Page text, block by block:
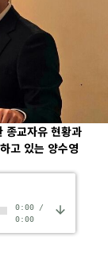
종교자유 현황과
고 있는 양수영
0:00/
0:00